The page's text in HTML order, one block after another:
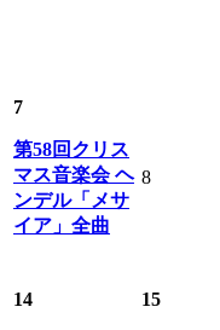
7
第58回クリス
マス音楽会 ヘ
ンデル「メサ
イア」全曲
8
14 15